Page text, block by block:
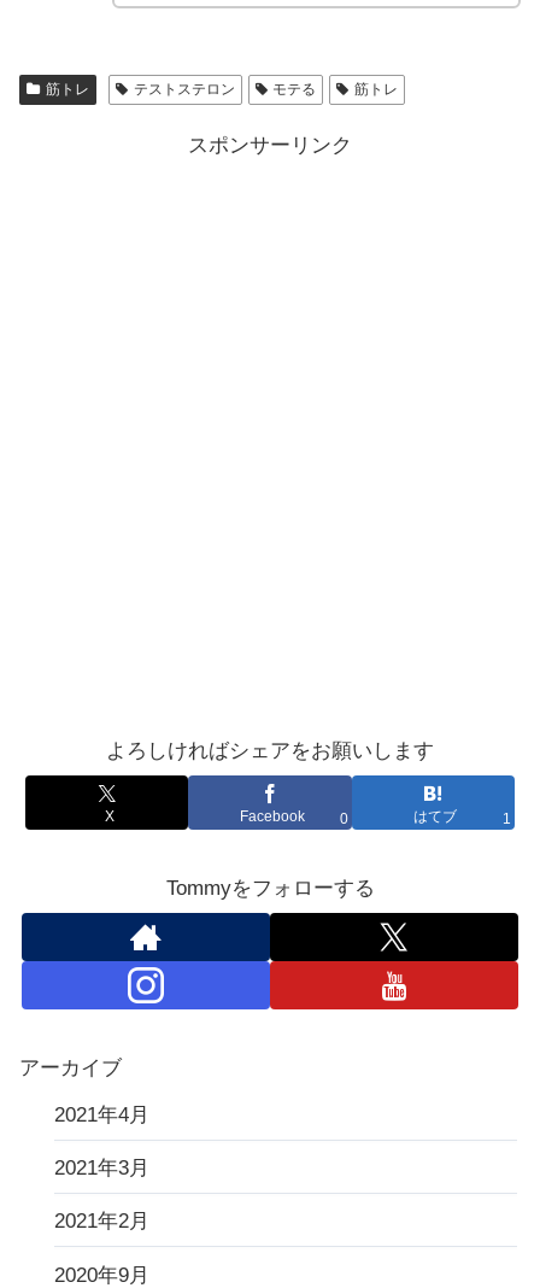
筋トレ テストステロン モテる 筋トレ
スポンサーリンク
よろしければシェアをお願いします
X Facebook 0 はてブ 1
Tommyをフォローする
アーカイブ
2021年4月
2021年3月
2021年2月
2020年9月